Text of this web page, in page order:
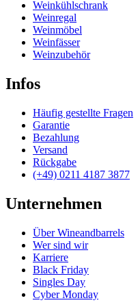
Weinkühlschrank
Weinregal
Weinmöbel
Weinfässer
Weinzubehör
Infos
Häufig gestellte Fragen
Garantie
Bezahlung
Versand
Rückgabe
(+49) 0211 4187 3877
Unternehmen
Über Wineandbarrels
Wer sind wir
Karriere
Black Friday
Singles Day
Cyber Monday